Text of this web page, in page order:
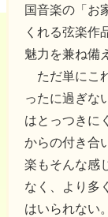
国音楽の「お
くれる弦楽作
魅力を兼ね備
ただ単にこ
ったに過ぎな
はとっつきに
からの付き合
楽もそんな感
なく、より多
はいられない。